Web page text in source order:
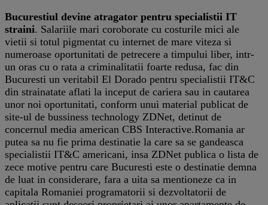
Bucurestiul devine atragator pentru specialistii IT
straini. Salariile mari coroborate cu costurile mici ale
vietii si totul pigmentat cu internet de mare viteza si
numeroase oportunitati de petrecere a timpului liber, intr-
un oras cu o rata a criminalitatii foarte redusa, fac din
Bucuresti un veritabil El Dorado pentru specialistii IT&C
din strainatate aflati la inceput de cariera sau in cautarea
unor noi oportunitati, conform unui material publicat de
site-ul de bussiness technology ZDNet, detinut de
concernul media american CBS Interactive.Romania ar
putea sa nu fie prima destinatie la care sa se gandeasca
specialistii IT&C americani, insa ZDNet publica o lista de
zece motive pentru care Bucuresti este o destinatie demna
de luat in considerare, fara a uita sa mentioneze ca in
capitala Romaniei programatorii si dezvoltatorii de